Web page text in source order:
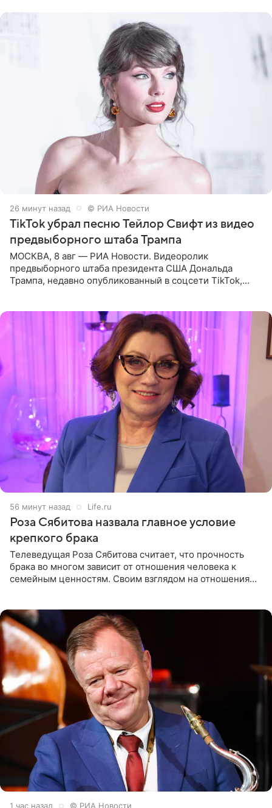
26 минут назад © РИА Новости
TikTok убрал песню Тейлор Свифт из видео
предвыборного штаба Трампа
МОСКВА, 8 авг — РИА Новости. Видеоролик
предвыборного штаба президента США Дональда
Трампа, недавно опубликованный в соцсети TikTok,
56 минут назад Life.ru
Роза Сябитова назвала главное условие
крепкого брака
Телеведущая Роза Сябитова считает, что прочность
брака во многом зависит от отношения человека к
семейным ценностям. Своим взглядом на отношения
1 час назад © РИА Новости